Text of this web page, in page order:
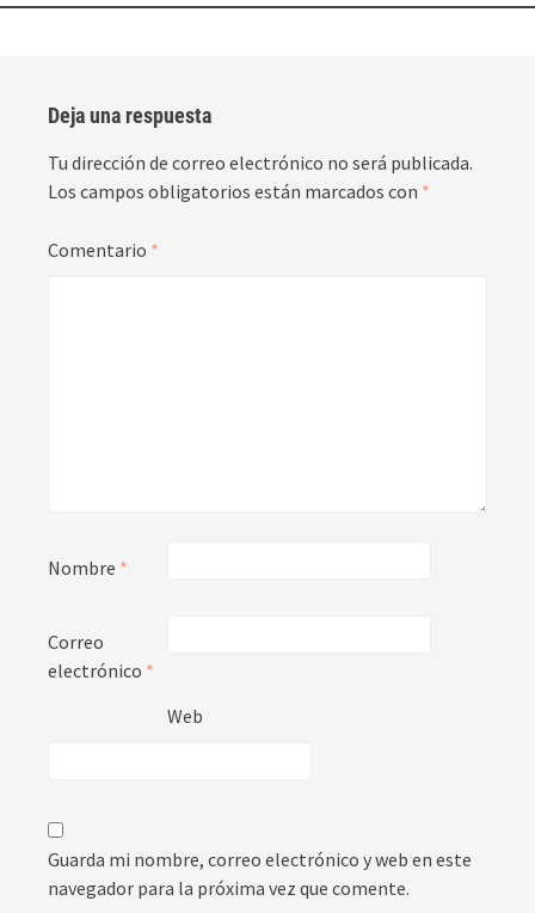
Deja una respuesta
Tu dirección de correo electrónico no será publicada.
Los campos obligatorios están marcados con *
Comentario *
Nombre *
Correo
electrónico *
Web
Guarda mi nombre, correo electrónico y web en este
navegador para la próxima vez que comente.